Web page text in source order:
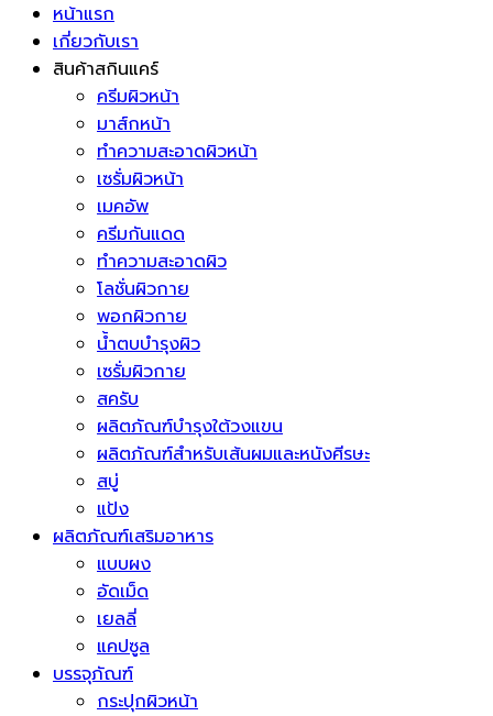
หน้าแรก
เกี่ยวกับเรา
สินค้าสกินแคร์
ครีมผิวหน้า
มาส์กหน้า
ทำความสะอาดผิวหน้า
เซรั่มผิวหน้า
เมคอัพ
ครีมกันแดด
ทำความสะอาดผิว
โลชั่นผิวกาย
พอกผิวกาย
น้ำตบบำรุงผิว
เซรั่มผิวกาย
สครับ
ผลิตภัณฑ์บำรุงใต้วงแขน
ผลิตภัณฑ์สำหรับเส้นผมและหนังศีรษะ
สบู่
แป้ง
ผลิตภัณฑ์เสริมอาหาร
แบบผง
อัดเม็ด
เยลลี่
แคปซูล
บรรจุภัณฑ์
กระปุกผิวหน้า